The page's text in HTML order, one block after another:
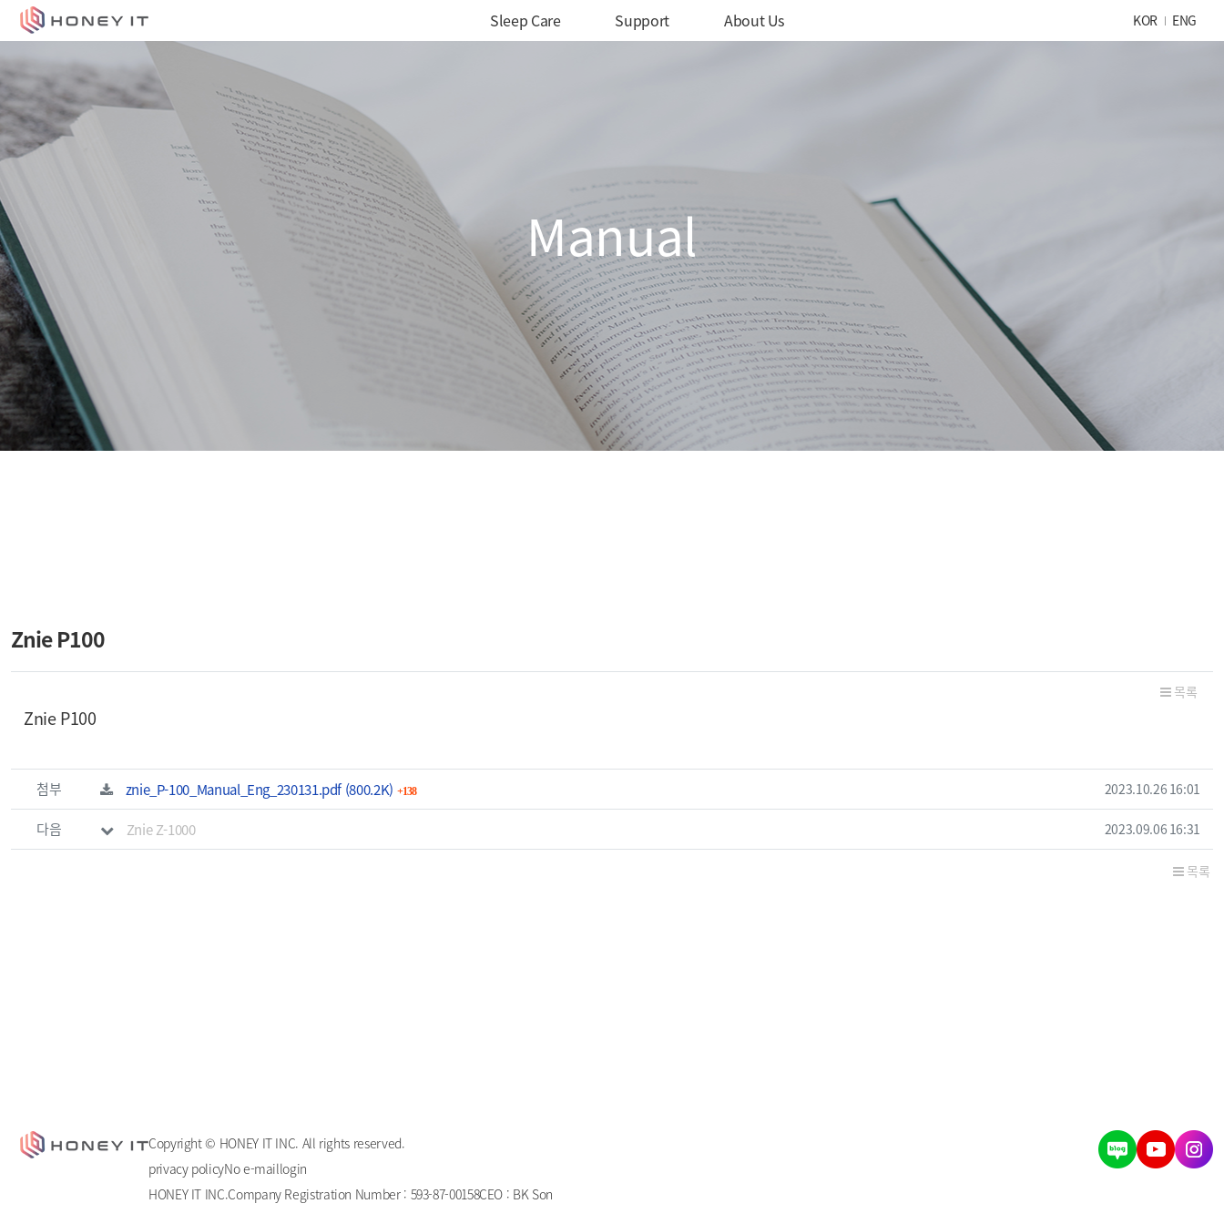
메인 메뉴
Sleep Care Support About Us KOR ENG
Manual
Znie P100
목록
본문
Znie P100
관련자료
첨부 znie_P-100_Manual_Eng_230131.pdf파일크기
(800.2K) 138회 다운로드 등록일
2023.10.26 16:01
다음 Znie Z-1000 작성일
2023.09.06 16:31
목록
Copyright © HONEY IT INC. All rights reserved.
privacy policyNo e-maillogin
HONEY IT INC.Company Registration Number : 593-87-00158CEO : BK Son